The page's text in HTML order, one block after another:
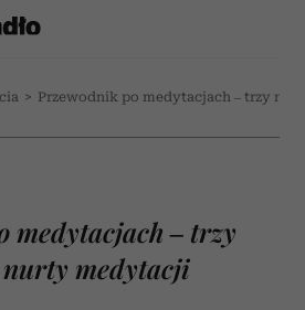
> Przewodnik po medytacjach – trzy
medytacjach – trzy
medytacji